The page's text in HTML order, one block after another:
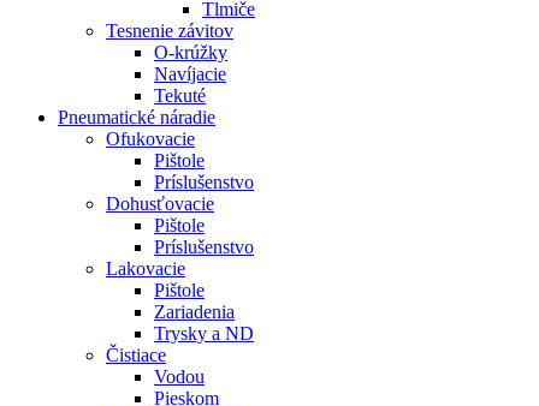
Tlmiče
Tesnenie závitov
O-krúžky
Navíjacie
Tekuté
Pneumatické náradie
Ofukovacie
Pištole
Príslušenstvo
Dohusťovacie
Pištole
Príslušenstvo
Lakovacie
Pištole
Zariadenia
Trysky a ND
Čistiace
Vodou
Pieskom